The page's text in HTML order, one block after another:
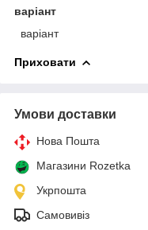
варіант
варіант
Приховати
Умови доставки
Нова Пошта
Магазини Rozetka
Укрпошта
Самовивіз